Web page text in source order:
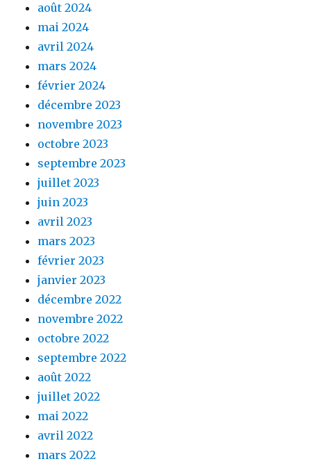
août 2024
mai 2024
avril 2024
mars 2024
février 2024
décembre 2023
novembre 2023
octobre 2023
septembre 2023
juillet 2023
juin 2023
avril 2023
mars 2023
février 2023
janvier 2023
décembre 2022
novembre 2022
octobre 2022
septembre 2022
août 2022
juillet 2022
mai 2022
avril 2022
mars 2022